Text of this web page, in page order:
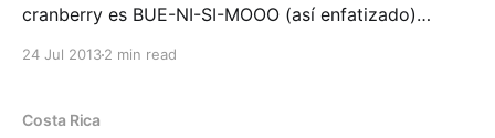
cranberry es BUE-NI-SI-MOOO (así enfatizado)
24 Jul 20132 min read
Costa Rica